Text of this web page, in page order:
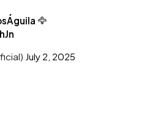
🦅
July 2, 2025